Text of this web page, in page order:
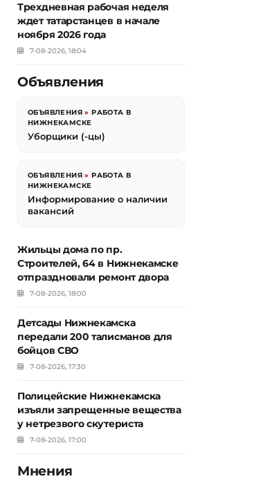
Трехдневная рабочая неделя
ждет татарстанцев в начале
ноября 2026 года
7-08-2026, 18:04
Объявления
ОБЪЯВЛЕНИЯ »РАБОТА В
НИЖНЕКАМСКЕ
Уборщики (-цы)
ОБЪЯВЛЕНИЯ »РАБОТА В
НИЖНЕКАМСКЕ
Информирование о наличии
вакансий
Жильцы дома по пр.
Строителей, 64 в Нижнекамске
отпраздновали ремонт двора
7-08-2026, 18:00
Детсады Нижнекамска
передали 200 талисманов для
бойцов СВО
7-08-2026, 17:30
Полицейские Нижнекамска
изъяли запрещенные вещества
у нетрезвого скутериста
7-08-2026, 17:00
Мнения